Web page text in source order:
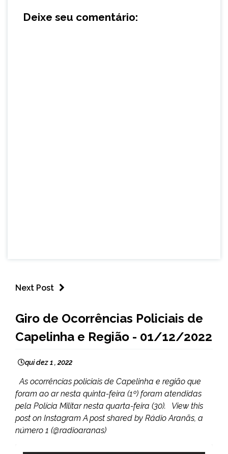
Deixe seu comentário:
Next Post
NOTÍCIAS
Giro de Ocorrências Policiais de
Capelinha e Região - 01/12/2022
qui dez 1 , 2022
As ocorrências policiais de Capelinha e região que
foram ao ar nesta quinta-feira (1º) foram atendidas
pela Polícia Militar nesta quarta-feira (30). View this
post on Instagram A post shared by Rádio Aranãs, a
número 1 (@radioaranas)